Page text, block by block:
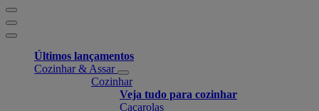
Últimos lançamentos
Cozinhar & Assar
Cozinhar
Veja tudo para cozinhar
Caçarolas